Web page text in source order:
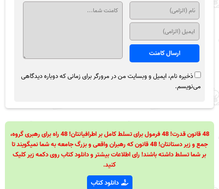
ذخیره نام، ایمیل و وبسایت من در مرورگر برای زمانی که دوباره دیدگاهی
می‌نویسم.
48 قانون قدرت! 48 فرمول برای تسلط کامل بر اطرافیانتان! 48 راه برای رهبری گروه،
جمع و زیر دستانتان! 48 قانون که رهبران واقعی و بزرگ جامعه به شما نمیگویند تا
بر شما تسلط داشته باشند! رای اطلاعات بیشتر و دانلود کتاب روی دکمه زیر کلیک
کنید.
دانلود کتاب